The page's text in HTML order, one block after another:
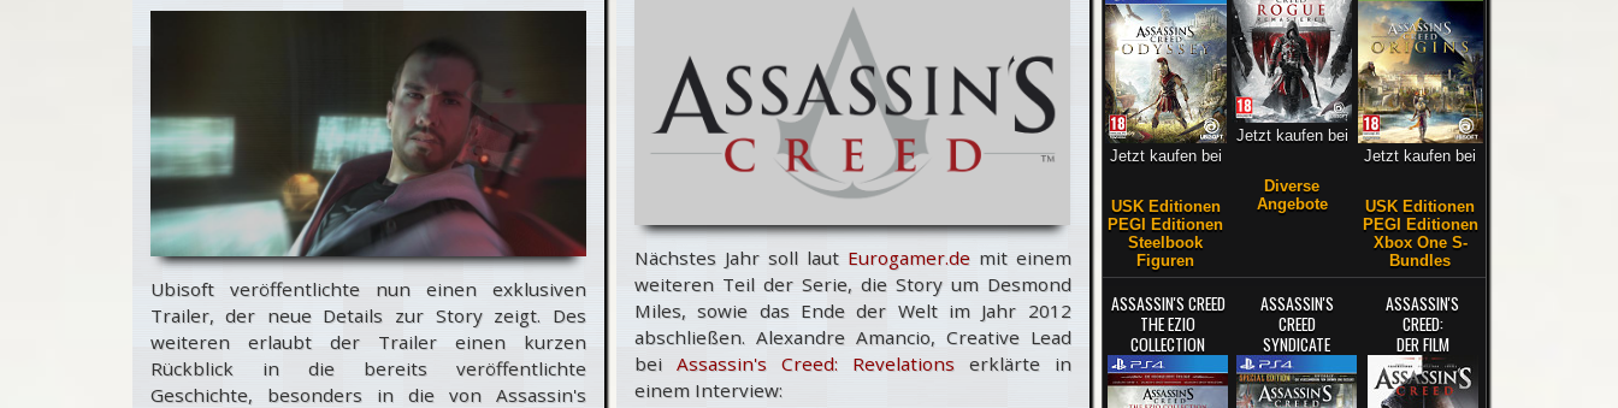
Ubisoft veröffentlichte nun einen exklusiven
Trailer, der neue Details zur Story zeigt. Des
weiteren erlaubt der Trailer einen kurzen
Rückblick in die bereits veröffentlichte
Geschichte, besonders in die von Assassin's
Nächstes Jahr soll laut Eurogamer.demit einem
weiteren Teil der Serie, die Story um Desmond
Miles, sowie das Ende der Welt im Jahr 2012
abschließen. Alexandre Amancio, Creative Lead
bei Assassin's Creed: Revelationserklärte in
einem Interview:
Jetzt kaufen bei
USK Editionen
PEGI Editionen
Steelbook
Figuren
Jetzt kaufen bei
Diverse
Angebote
Jetzt kaufen bei
USK Editionen
PEGI Editionen
Xbox One S-
Bundles
ASSASSIN'S CREED
THE EZIO
COLLECTION
ASSASSIN'S
CREED
SYNDICATE
ASSASSIN'S
CREED:
DER FILM